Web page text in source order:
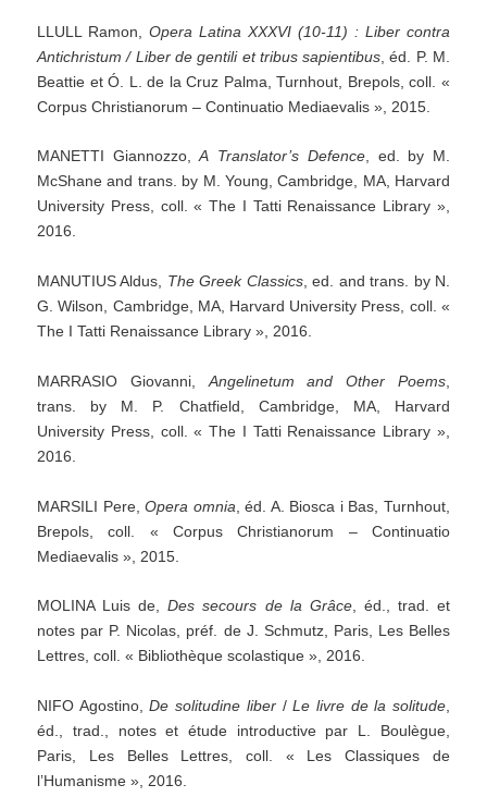
LLULL Ramon,Opera Latina XXXVI (10-11) : Liber contra
Antichristum / Liber de gentili et tribus sapientibus , éd. P. M.
Beattie et Ó. L. de la Cruz Palma, Turnhout, Brepols, coll. «
Corpus Christianorum – Continuatio Mediaevalis », 2015.
MANETTI Giannozzo,A Translator’s Defence, ed. by M.
McShane and trans. by M. Young, Cambridge, MA, Harvard
University Press, coll. « The I Tatti Renaissance Library »,
2016.
MANUTIUS Aldus, The Greek Classics, ed. and trans. by N.
G. Wilson, Cambridge, MA, Harvard University Press, coll. «
The I Tatti Renaissance Library », 2016.
MARRASIO Giovanni, Angelinetum and Other Poems,
trans. by M. P. Chatfield, Cambridge, MA, Harvard
University Press, coll. « The I Tatti Renaissance Library »,
2016.
MARSILI Pere,Opera omnia , éd. A. Biosca i Bas, Turnhout,
Brepols, coll. « Corpus Christianorum – Continuatio
Mediaevalis », 2015.
MOLINA Luis de,Des secours de la Grâce, éd., trad. et
notes par P. Nicolas, préf. de J. Schmutz, Paris, Les Belles
Lettres, coll. « Bibliothèque scolastique », 2016.
NIFO Agostino,De solitudine liber/Le livre de la solitude
éd., trad., notes et étude introductive par L. Boulègue,
Paris, Les Belles Lettres, coll. « Les Classiques de
l’Humanisme », 2016.